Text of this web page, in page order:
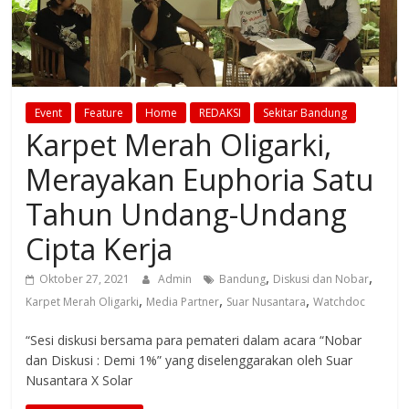
Event Feature Home REDAKSI Sekitar Bandung
Karpet Merah Oligarki,
Merayakan Euphoria Satu
Tahun Undang-Undang
Cipta Kerja
Oktober 27, 2021 Admin Bandung, Diskusi dan Nobar,
Karpet Merah Oligarki, Media Partner, Suar Nusantara,Watchdoc
“Sesi diskusi bersama para pemateri dalam acara “Nobar
dan Diskusi : Demi 1%” yang diselenggarakan oleh Suar
Nusantara X Solar